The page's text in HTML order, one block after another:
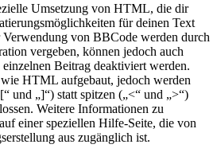
Umsetzung von HTML, die dir
für deinen Text
von BBCode werden durch
vergeben, können jedoch auch
Beitrag deaktiviert werden.
HTML aufgebaut, jedoch werden
und „]“) statt spitzen („<“ und „>“)
Weitere Informationen zu
einer speziellen Hilfe-Seite, die von
aus zugänglich ist.